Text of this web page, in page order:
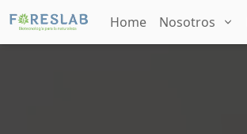
Home Nosotros